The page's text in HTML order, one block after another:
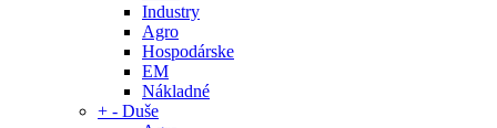
Industry
Agro
Hospodárske
EM
Nákladné
+ - Duše